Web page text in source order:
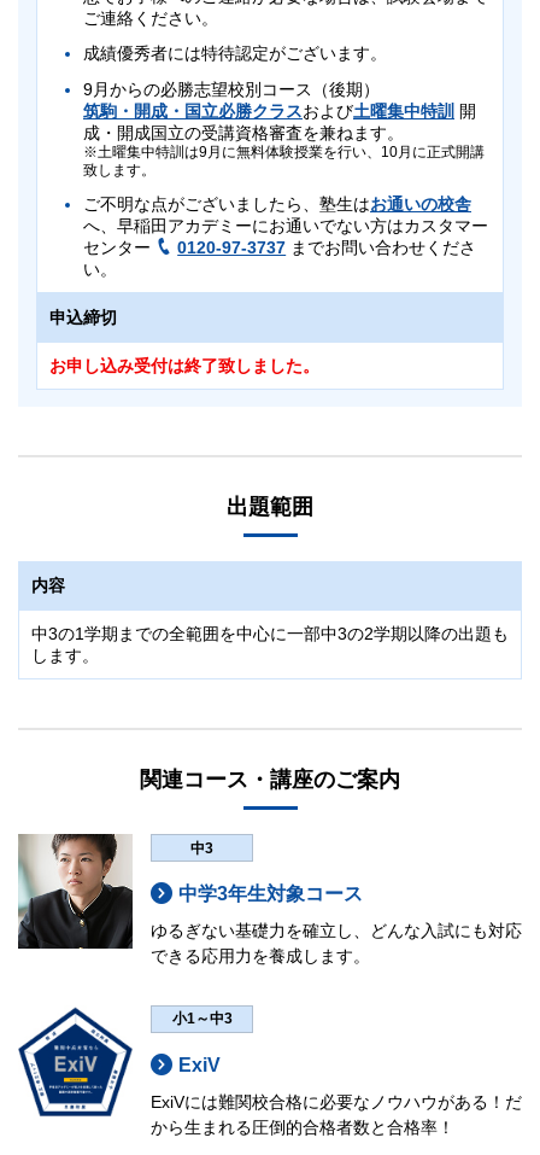
ご連絡ください。
成績優秀者には特待認定がございます。
9月からの必勝志望校別コース（後期）
筑駒・開成・国立必勝クラスおよび土曜集中特訓
開
成・開成国立の受講資格審査を兼ねます。
土曜集中特訓は9月に無料体験授業を行い、10月に正式開講
致します。
ご不明な点がございましたら、塾生はお通いの校舎
へ、早稲田アカデミーにお通いでない方はカスタマー
センター
0120-97-3737 までお問い合わせくださ
い。
申込締切
お申し込み受付は終了致しました。
対象地域の詳細については、こちら
会・文化祭・授業など）のため午前に受験できない方が対象となり
ます。
日程
7/11（土）
なります。こちらはZoom上で試験監督を行います。受験後は早稲
英語（50分・100点）
数学（60分・100点）
国語（50分・100点）
理科（40分・50点）
詳細は以下の「 出題範囲
タイムテーブル
【午前受験】
出席日数に関わる学校行事（修学旅行・運動会・文化祭・授業な
に受験できない方も対象となります。
日程
7/6（月）～10（金）
数学（60分・100点）
理科（40分・50点）
社会（40分・50点）
詳細は以下の「 出題範囲」をご確認ください。
タイムテーブル
タイムテーブルは校舎によって異なります。詳細は
受験希望校舎
解答解説
解答解説を7/12（日）・解説授業映像を7/17（金）より
出題範囲
内容
中3の1学期までの全範囲を中心に一部中3の2学期以降の出題も
します。
関連コース・講座のご案内
中3
中学3年生対象コース
ゆるぎない基礎力を確立し、どんな入試にも対応
できる応用力を養成します。
小1～中3
ExiV
ExiVには難関校合格に必要なノウハウがある！だ
から生まれる圧倒的合格者数と合格率！